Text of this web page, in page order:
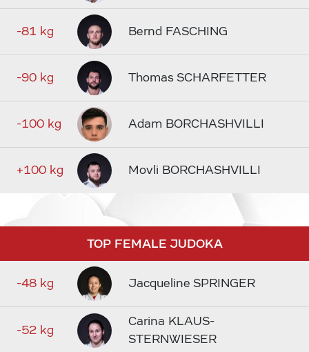
-81 kg Bernd FASCHING
-90 kg Thomas SCHARFETTER
-100 kg Adam BORCHASHVILLI
+100 kg Movli BORCHASHVILLI
TOP FEMALE JUDOKA
-48 kg Jacqueline SPRINGER
-52 kg
Carina KLAUS-
STERNWIESER